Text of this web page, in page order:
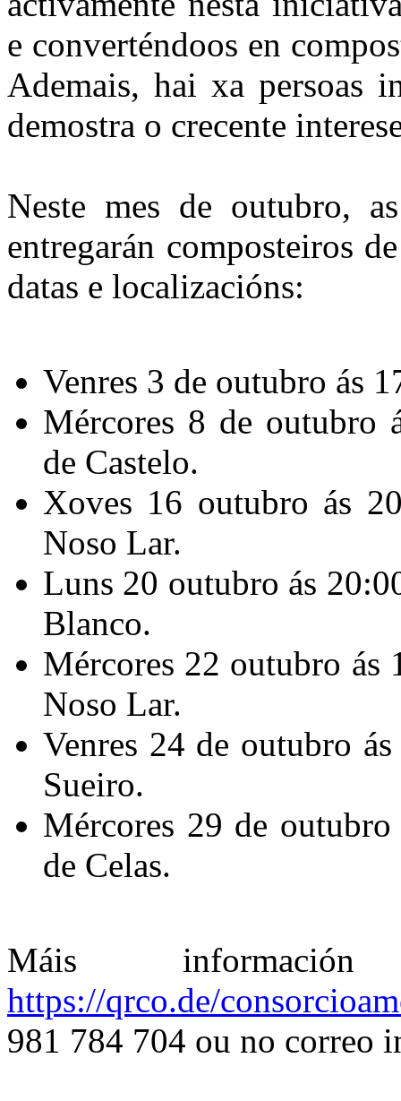
e converténdoos en
Ademais, hai xa persoas
demostra o crecente
Neste mes de outubro,
entregarán composteiros
datas e localizacións:
Venres 3 de outubro ás
Mércores 8 de outubro
de Castelo.
Xoves 16 outubro ás
Noso Lar.
Luns 20 outubro ás
Blanco.
Mércores 22 outubro ás
Noso Lar.
Venres 24 de outubro
Sueiro.
Mércores 29 de
de Celas.
Máis
https://qrco.de/
981 784 704 ou no correo